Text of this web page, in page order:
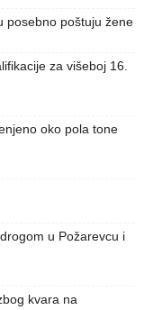
posebno poštuju žene
za višeboj 16.
oko pola tone
u Požarevcu i
kvara na